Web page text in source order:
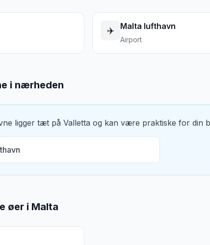
✈️ Malta lufthavn
Airport
i nærheden
ligger tæt på Valletta og kan være praktiske for din
øer i Malta